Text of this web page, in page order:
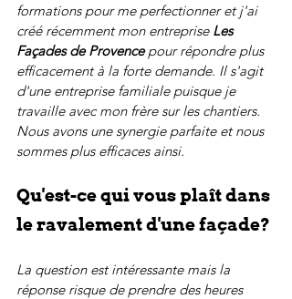
formations pour me perfectionner et j'ai
créé récemment mon entreprise Les
Façades de Provence pour répondre plus
efficacement à la forte demande. Il s'agit
d'une entreprise familiale puisque je
travaille avec mon frère sur les chantiers.
Nous avons une synergie parfaite et nous
sommes plus efficaces ainsi.
Qu'est-ce qui vous plaît dans
le ravalement d'une façade?
La question est intéressante mais la
réponse risque de prendre des heures